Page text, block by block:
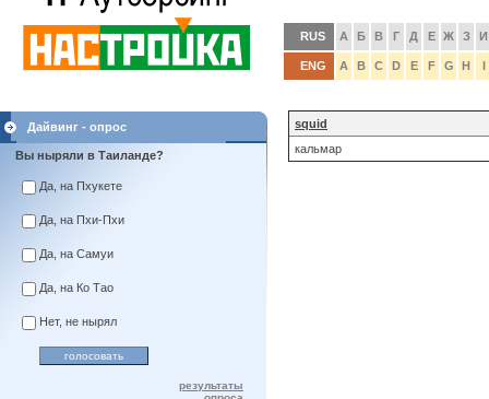
Дайвинг - опрос
Вы ныряли в Таиланде?
Да, на Пхукете
Да, на Пхи-Пхи
Да, на Самуи
Да, на Ко Тао
Нет, не нырял
результаты
RUS А Б В Г Д Е Ж З И
ENG A B C D E F G H I
squid
кальмар